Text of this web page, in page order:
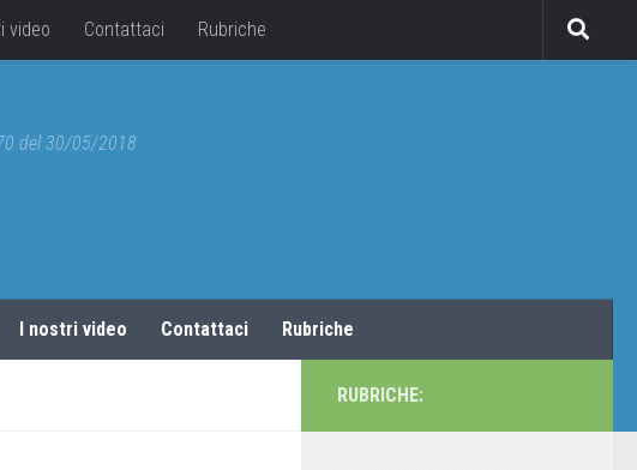
video Contattaci Rubriche
del 30/05/2018
I nostri video Contattaci Rubriche
RUBRICHE: